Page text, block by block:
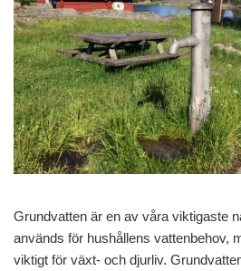
Grundvatten är en av våra viktigaste
används för hushållens vattenbehov,
viktigt för växt- och djurliv.